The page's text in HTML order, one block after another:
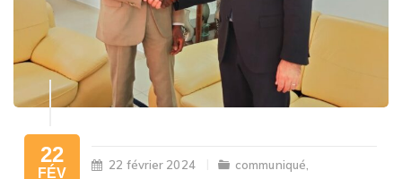
22
FÉV
22 février 2024 communiqué